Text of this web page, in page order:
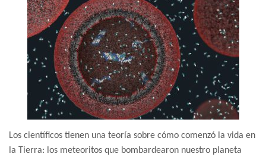
Los científicos tienen una teoría sobre cómo comenzó la vida en
la Tierra: los meteoritos que bombardearon nuestro planeta